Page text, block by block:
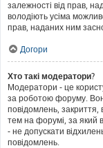
залежності від прав,
володіють усіма
прав, наданих ним
Догори
Хто такі модератори?
Модератори - це
за роботою форуму.
повідомлень,
тем на форумі, за який
- не допускати
повідомлень.